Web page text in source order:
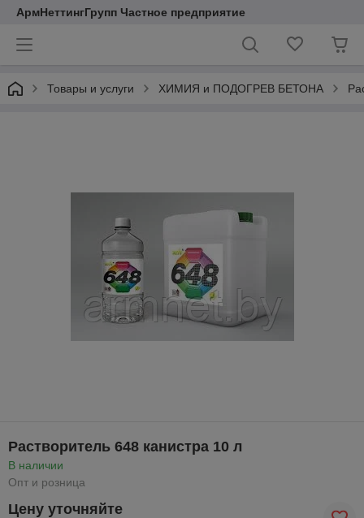
АрмНеттингГрупп Частное предприятие
Товары и услуги ХИМИЯ и ПОДОГРЕВ БЕТОНА
Растворитель 648 канистра 10 л
В наличии
Опт и розница
Цену уточняйте